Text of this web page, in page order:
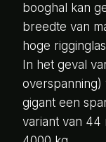
booghal kan
breedte van
hoge
In het geval
overspanning)
gigant een
variant van 44